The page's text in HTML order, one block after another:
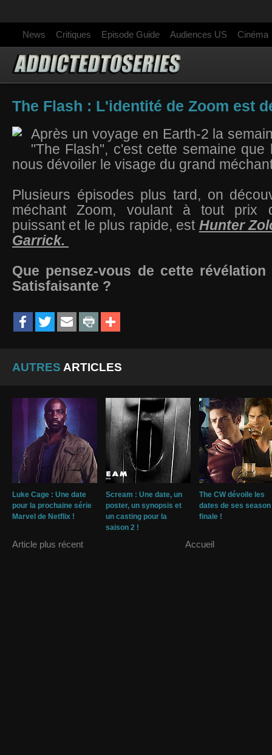
News Critiques Episode Guide Audiences US Cinéma
The Flash : L'identité de Zoom est
Après un voyage en Earth-2 la
"The Flash", c'est cette semaine
nous dévoiler le visage du grand
Plusieurs épisodes plus tard, on
méchant Zoom, voulant à tout prix
puissant et le plus rapide, est Hunter
Garrick.
Que pensez-vous de cette
Satisfaisante ?
AUTRES ARTICLES
Luke Cage : Une date
pour la prochaine série
Marvel de Netflix !
Scream : Une date, un
poster, un synopsis et
un casting pour la
saison 2 !
The CW dévoile les
dates de ses season
finale !
Article plus récent Accueil